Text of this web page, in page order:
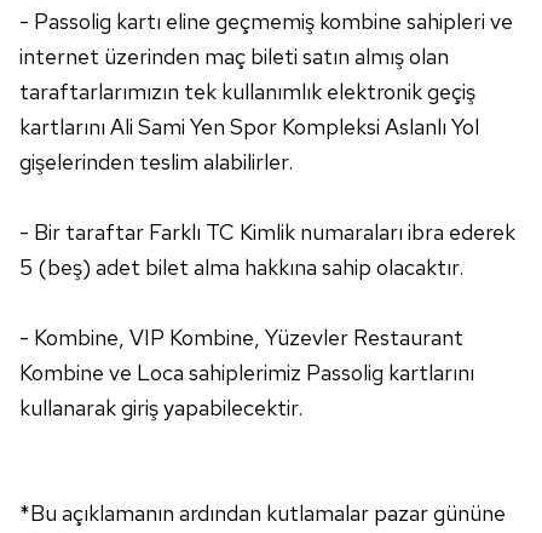
- Passolig kartı eline geçmemiş kombine sahipleri ve
internet üzerinden maç bileti satın almış olan
taraftarlarımızın tek kullanımlık elektronik geçiş
kartlarını Ali Sami Yen Spor Kompleksi Aslanlı Yol
gişelerinden teslim alabilirler.
- Bir taraftar Farklı TC Kimlik numaraları ibra ederek
5 (beş) adet bilet alma hakkına sahip olacaktır.
- Kombine, VIP Kombine, Yüzevler Restaurant
Kombine ve Loca sahiplerimiz Passolig kartlarını
kullanarak giriş yapabilecektir.
*Bu açıklamanın ardından kutlamalar pazar gününe